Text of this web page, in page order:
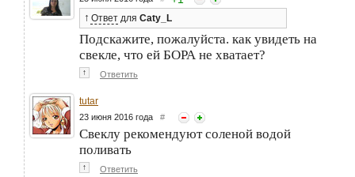
↑ Ответ для Caty_L
Подскажите, пожалуйста. как увидеть на
свекле, что ей БОРА не хватает?
↑ Ответить
tutar
23 июня 2016 года #
Свеклу рекомендуют соленой водой
поливать
↑ Ответить